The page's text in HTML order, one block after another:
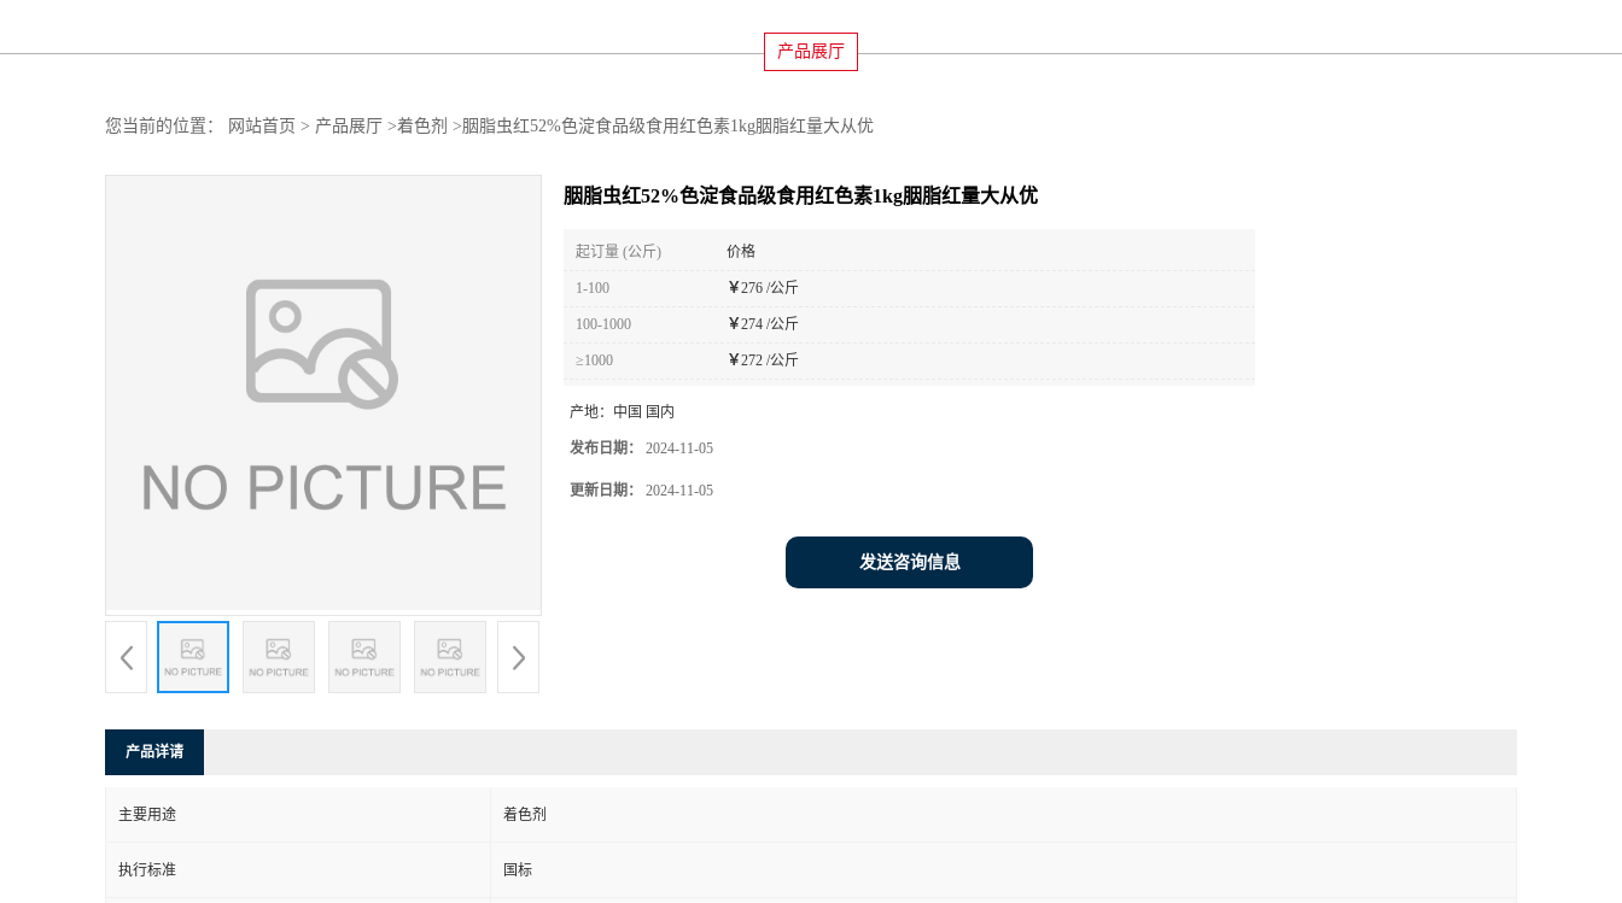
产品展厅
您当前的位置： 网站首页 > 产品展厅 >着色剂 >胭脂虫红52%色淀食品级食用红色素1kg胭脂红量大从优
胭脂虫红52%色淀食品级食用红色素1kg胭脂红量大从优
起订量 (公斤) 价格
1-100 ￥276 /公斤
100-1000 ￥274 /公斤
≥1000 ￥272 /公斤
产地： 中国 国内
发布日期： 2024-11-05
更新日期： 2024-11-05
发送咨询信息
产品详请
主要用途 着色剂
执行标准 国标